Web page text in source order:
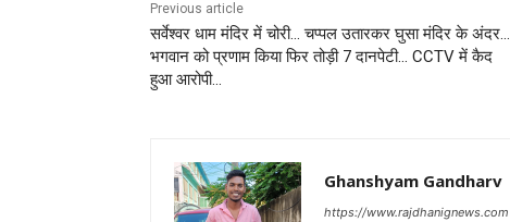
Previous article
सर्वेश्वर धाम मंदिर में चोरी… चप्पल उतारकर घुसा मंदिर के अंदर…
भगवान को प्रणाम किया फिर तोड़ी 7 दानपेटी… CCTV में कैद
हुआ आरोपी…
Ghanshyam Gandharv
https://www.rajdhanignews.com